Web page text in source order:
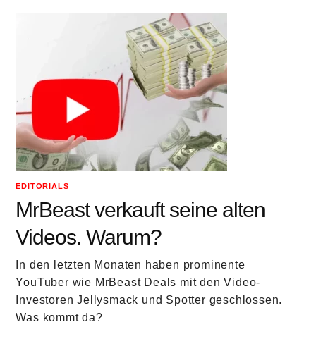
EDITORIALS
MrBeast verkauft seine alten
Videos. Warum?
In den letzten Monaten haben prominente
YouTuber wie MrBeast Deals mit den Video-
Investoren Jellysmack und Spotter geschlossen.
Was kommt da?